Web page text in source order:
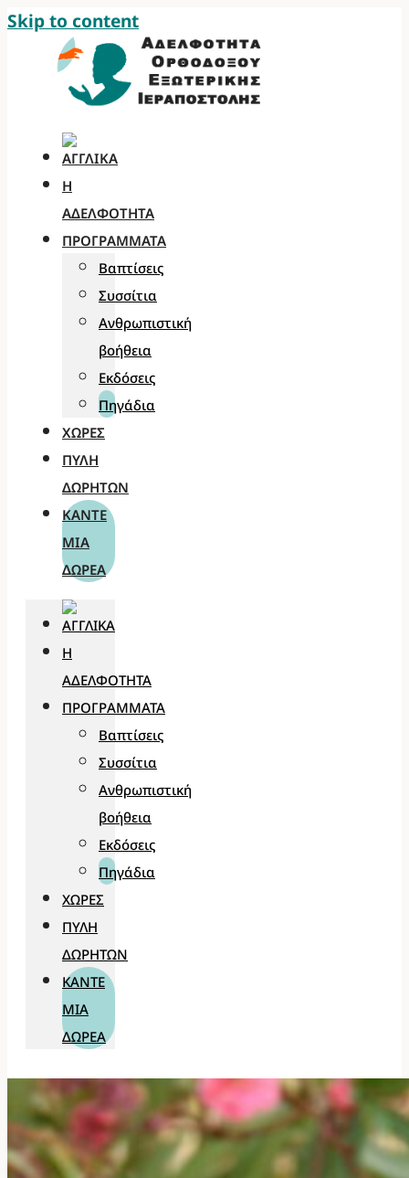
Skip to content
Η
ΑΔΕΛΦΌΤΗΤΑ
ΠΡΟΓΡΆΜΜΑΤΑ
Βαπτίσεις
Συσσίτια
Ανθρωπιστική
βοήθεια
Εκδόσεις
Πηγάδια
ΧΏΡΕΣ
ΠΎΛΗ
ΔΩΡΗΤΏΝ
ΚΆΝΤΕ
ΜΊΑ
ΔΩΡΕΆ
Η
ΑΔΕΛΦΌΤΗΤΑ
ΠΡΟΓΡΆΜΜΑΤΑ
Βαπτίσεις
Συσσίτια
Ανθρωπιστική
βοήθεια
Εκδόσεις
Πηγάδια
ΧΏΡΕΣ
ΠΎΛΗ
ΔΩΡΗΤΏΝ
ΚΆΝΤΕ
ΜΊΑ
ΔΩΡΕΆ